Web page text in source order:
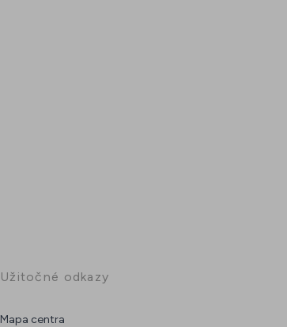
Užitočné odkazy
Mapa centra